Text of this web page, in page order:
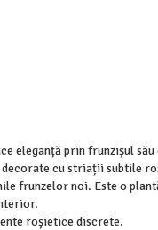
eleganță prin frunzișul său
decorate cu striații subtile
frunzelor noi. Este o
roșietice discrete.